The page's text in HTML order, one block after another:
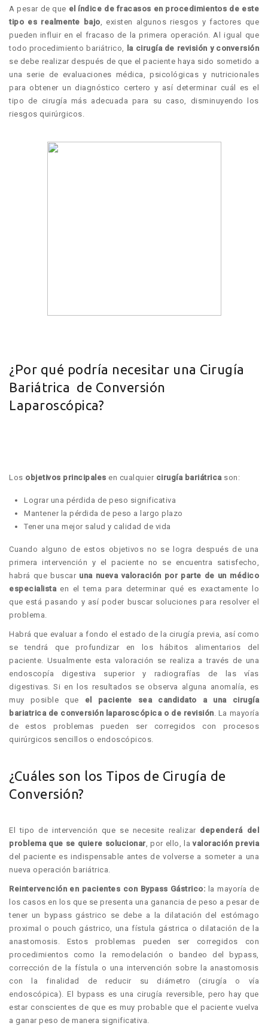
A pesar de que el índice de fracasos en procedimientos de este
tipo es realmente bajo, existen algunos riesgos y factores que
pueden influir en el fracaso de la primera operación. Al igual que
todo procedimiento bariátrico,
la cirugía de revisión y conversión
se debe realizar después de que el paciente haya sido sometido a
una serie de evaluaciones médica, psicológicas y nutricionales
para obtener un diagnóstico certero y así determinar cuál es el
tipo de cirugía más adecuada para su caso, disminuyendo los
riesgos quirúrgicos.
¿Por qué podría necesitar una Cirugía
Bariátrica de Conversión
Laparoscópica?
Los objetivos principales en cualquier cirugía bariátricason:
Lograr una pérdida de peso significativa
Mantener la pérdida de peso a largo plazo
Tener una mejor salud y calidad de vida
Cuando alguno de estos objetivos no se logra después de una
primera intervención y el paciente no se encuentra satisfecho,
habrá que buscar una nueva valoración por parte de un médico
especialistaen el tema para determinar qué es exactamente lo
que está pasando y así poder buscar soluciones para resolver el
problema.
Habrá que evaluar a fondo el estado de la cirugía previa, así como
se tendrá que profundizar en los hábitos alimentarios del
paciente. Usualmente esta valoración se realiza a través de una
endoscopía digestiva superior y radiografías de las vías
digestivas. Si en los resultados se observa alguna anomalía, es
muy posible que el paciente sea candidato a una cirugía
bariatrica de conversión laparoscópica o de revisión. La mayoría
de estos problemas pueden ser corregidos con procesos
quirúrgicos sencillos o endoscópicos.
¿Cuáles son los Tipos de Cirugía de
Conversión?
El tipo de intervención que se necesite realizar dependerá del
problema que se quiere solucionar, por ello, lavaloración previa
del paciente es indispensable antes de volverse a someter a una
nueva operación bariátrica.
Reintervención en pacientes con Bypass Gástrico: la mayoría de
los casos en los que se presenta una ganancia de peso a pesar de
tener un bypass gástrico se debe a la dilatación del estómago
proximal o pouch gástrico, una fístula gástrica o dilatación de la
anastomosis. Estos problemas pueden ser corregidos con
procedimientos como la remodelación o bandeo del bypass,
corrección de la fístula o una intervención sobre la anastomosis
con la finalidad de reducir su diámetro (cirugía o vía
endoscópica). El bypass es una cirugía reversible, pero hay que
estar conscientes de que es muy probable que el paciente vuelva
a ganar peso de manera significativa.